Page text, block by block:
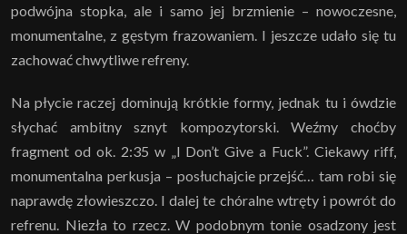
podwójna stopka, ale i samo jej brzmienie – nowoczesne,
monumentalne, z gęstym frazowaniem. I jeszcze udało się tu
zachować chwytliwe refreny.
Na płycie raczej dominują krótkie formy, jednak tu i ówdzie
słychać ambitny sznyt kompozytorski. Weźmy choćby
fragment od ok. 2:35 w „I Don’t Give a Fuck”. Ciekawy riff,
monumentalna perkusja – posłuchajcie przejść… tam robi się
naprawdę złowieszczo. I dalej te chóralne wtręty i powrót do
refrenu. Niezła to rzecz. W podobnym tonie osadzony jest